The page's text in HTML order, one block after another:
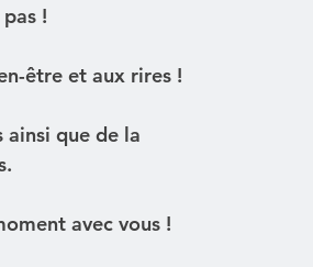
!
être et aux rires !
ainsi que de la
avec vous !